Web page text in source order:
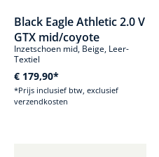
Black Eagle Athletic 2.0 V
GTX mid/coyote
Inzetschoen mid, Beige, Leer-
Textiel
€ 179,90*
*Prijs inclusief btw, exclusief
verzendkosten